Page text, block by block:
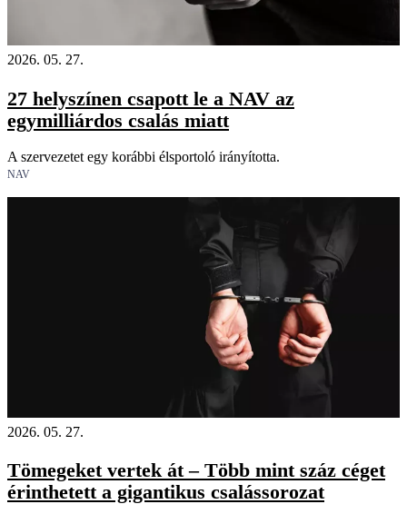
2026. 05. 27.
27 helyszínen csapott le a NAV az
egymilliárdos csalás miatt
A szervezetet egy korábbi élsportoló irányította.
NAV
2026. 05. 27.
Tömegeket vertek át – Több mint száz céget
érinthetett a gigantikus csalássorozat